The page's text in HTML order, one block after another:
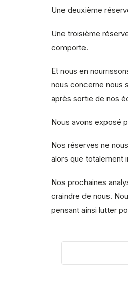
Une deuxième
Une troisième
comporte.
Et nous en
nous concerne nous
après sortie de nos
Nous avons exposé
Nos réserves ne
alors que totalement
Nos prochaines
craindre de nous.
pensant ainsi lutter